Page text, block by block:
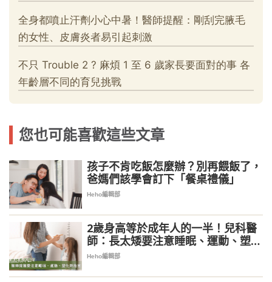
您也可能喜歡這些文章
孩子不肯吃飯怎麼辦？別再餵飯了，
爸媽們該學會訂下「餐桌禮儀」
Heho編輯部
2歲身高等於成年人的一半！兒科醫
師：長太矮要注意睡眠、運動、塑化
劑危害
Heho編輯部